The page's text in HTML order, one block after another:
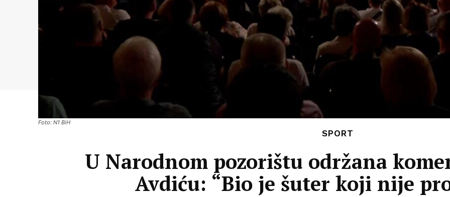
Foto: N1 BiH
SPORT
U Narodnom pozorištu održana
Avdiću: “Bio je šuter koji nije